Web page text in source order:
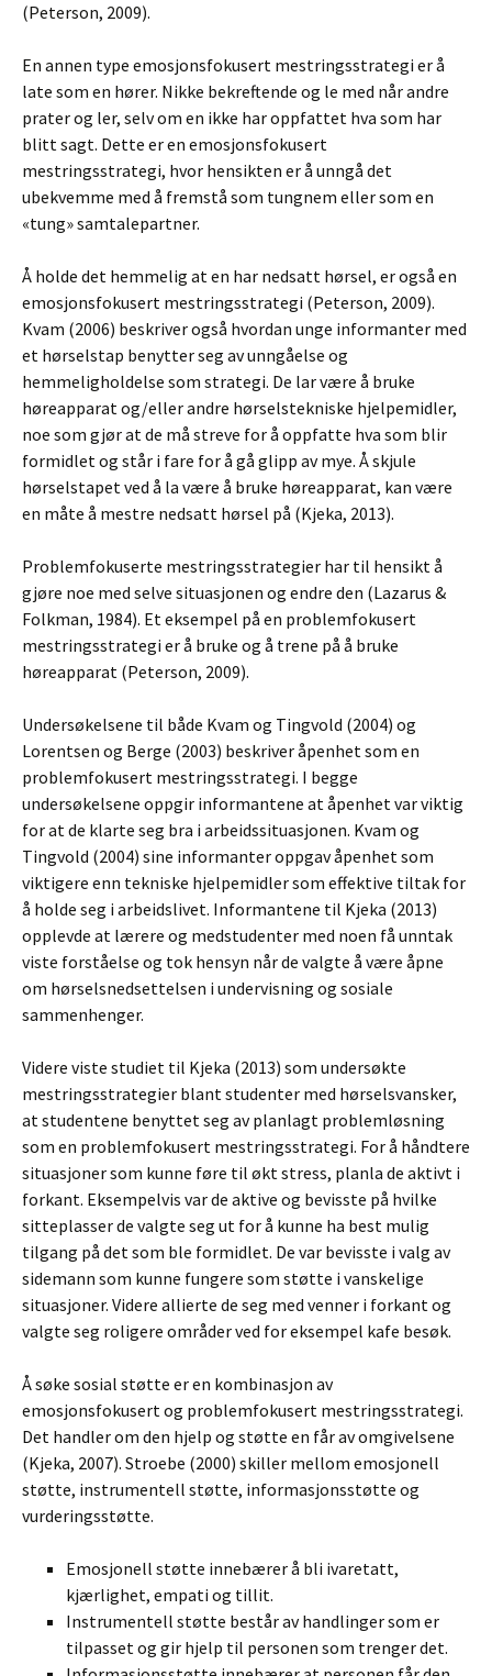
(Peterson, 2009).
En annen type emosjonsfokusert mestringsstrategi er å
late som en hører. Nikke bekreftende og le med når andre
prater og ler, selv om en ikke har oppfattet hva som har
blitt sagt. Dette er en emosjonsfokusert
mestringsstrategi, hvor hensikten er å unngå det
ubekvemme med å fremstå som tungnem eller som en
«tung» samtalepartner.
Å holde det hemmelig at en har nedsatt hørsel, er også en
emosjonsfokusert mestringsstrategi (Peterson, 2009).
Kvam (2006) beskriver også hvordan unge informanter med
et hørselstap benytter seg av unngåelse og
hemmeligholdelse som strategi. De lar være å bruke
høreapparat og/eller andre hørselstekniske hjelpemidler,
noe som gjør at de må streve for å oppfatte hva som blir
formidlet og står i fare for å gå glipp av mye. Å skjule
hørselstapet ved å la være å bruke høreapparat, kan være
en måte å mestre nedsatt hørsel på (Kjeka, 2013).
Problemfokuserte mestringsstrategier har til hensikt å
gjøre noe med selve situasjonen og endre den (Lazarus &
Folkman, 1984). Et eksempel på en problemfokusert
mestringsstrategi er å bruke og å trene på å bruke
høreapparat (Peterson, 2009).
Undersøkelsene til både Kvam og Tingvold (2004) og
Lorentsen og Berge (2003) beskriver åpenhet som en
problemfokusert mestringsstrategi. I begge
undersøkelsene oppgir informantene at åpenhet var viktig
for at de klarte seg bra i arbeidssituasjonen. Kvam og
Tingvold (2004) sine informanter oppgav åpenhet som
viktigere enn tekniske hjelpemidler som effektive tiltak for
å holde seg i arbeidslivet. Informantene til Kjeka (2013)
opplevde at lærere og medstudenter med noen få unntak
viste forståelse og tok hensyn når de valgte å være åpne
om hørselsnedsettelsen i undervisning og sosiale
sammenhenger.
Videre viste studiet til Kjeka (2013) som undersøkte
mestringsstrategier blant studenter med hørselsvansker,
at studentene benyttet seg av planlagt problemløsning
som en problemfokusert mestringsstrategi. For å håndtere
situasjoner som kunne føre til økt stress, planla de aktivt i
forkant. Eksempelvis var de aktive og bevisste på hvilke
sitteplasser de valgte seg ut for å kunne ha best mulig
tilgang på det som ble formidlet. De var bevisste i valg av
sidemann som kunne fungere som støtte i vanskelige
situasjoner. Videre allierte de seg med venner i forkant og
valgte seg roligere områder ved for eksempel kafe besøk.
Å søke sosial støtte er en kombinasjon av
emosjonsfokusert og problemfokusert mestringsstrategi.
Det handler om den hjelp og støtte en får av omgivelsene
(Kjeka, 2007). Stroebe (2000) skiller mellom emosjonell
støtte, instrumentell støtte, informasjonsstøtte og
vurderingsstøtte.
Emosjonell støtte innebærer å bli ivaretatt,
kjærlighet, empati og tillit.
Instrumentell støtte består av handlinger som er
tilpasset og gir hjelp til personen som trenger det.